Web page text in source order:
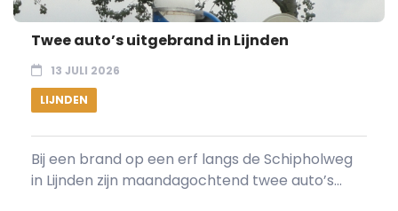
Twee auto’s uitgebrand in Lijnden
13 JULI 2026
LIJNDEN
Bij een brand op een erf langs de Schipholweg
in Lijnden zijn maandagochtend twee auto’s...